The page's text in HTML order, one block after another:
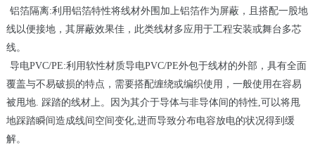
箔隔离:利用铝箔特性将线材外围加上铝箔作为屏蔽，且搭配一股地
线以便接地，其屏蔽效果佳，此类线材多应用于工程安装或舞台多芯
线。
电PVC/PE:利用软性材质导电PVC/PE外包于线材的外部，具有全面
覆盖与不易破损的特点，需要搭配缠绕或编织使用，一般使用在容易
被甩地. 踩踏的线材上。因为其介于导体与非导体间的特性 可以将甩
地踩踏瞬间造成线间空间变化, 进而导致分布电容放电的状况得到缓
解。